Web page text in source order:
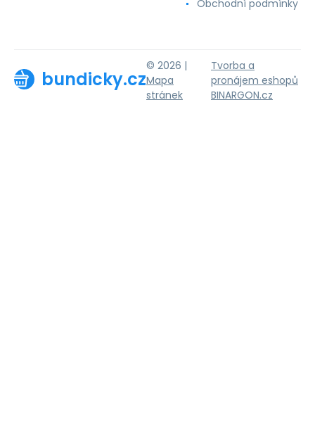
Obchodní podmínky
bundicky.cz
© 2026 |
Mapa
stránek
Tvorba a
pronájem eshopů
BINARGON.cz